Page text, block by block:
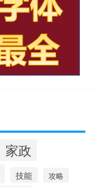
家政
技能 攻略